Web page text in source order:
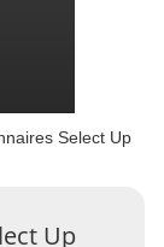
Select Up
Up